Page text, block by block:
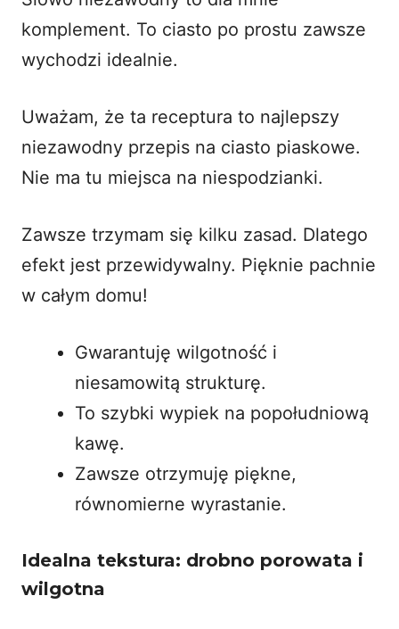
komplement. To ciasto po prostu zawsze
wychodzi idealnie.
Uważam, że ta receptura to najlepszy
niezawodny przepis na ciasto piaskowe.
Nie ma tu miejsca na niespodzianki.
Zawsze trzymam się kilku zasad. Dlatego
efekt jest przewidywalny. Pięknie pachnie
w całym domu!
Gwarantuję wilgotność i
niesamowitą strukturę.
To szybki wypiek na popołudniową
kawę.
Zawsze otrzymuję piękne,
równomierne wyrastanie.
Idealna tekstura: drobno porowata i
wilgotna